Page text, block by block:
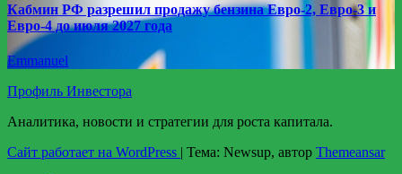
Кабмин РФ разрешил продажу бензина Евро-2, Евро-3 и
Евро-4 до июля 2027 года
Emmanuel
Профиль Инвестора
Аналитика, новости и стратегии для роста капитала.
Сайт работает на WordPress | Тема: Newsup, автор Themeansar